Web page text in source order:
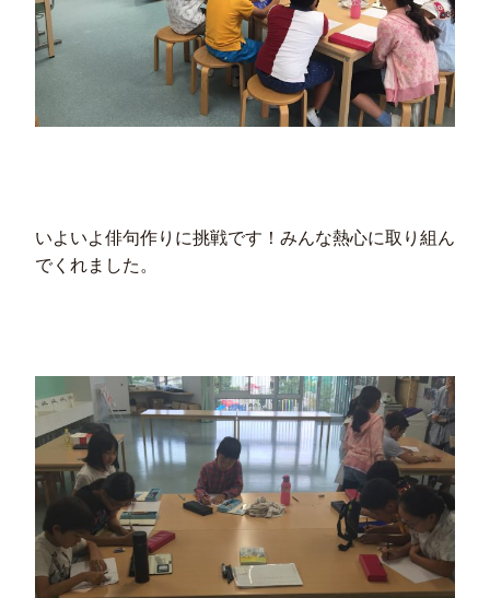
いよいよ俳句作りに挑戦です！みんな熱心に取り組ん
でくれました。